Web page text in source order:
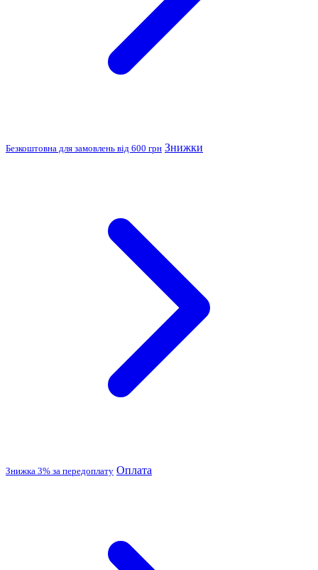
Безкоштовна для замовлень від 600 грн Знижки
Знижка 3% за передоплату Оплата